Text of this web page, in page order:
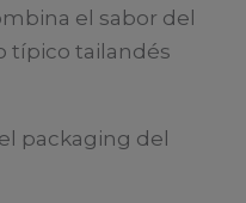
el sabor del
típico tailandés
packaging del